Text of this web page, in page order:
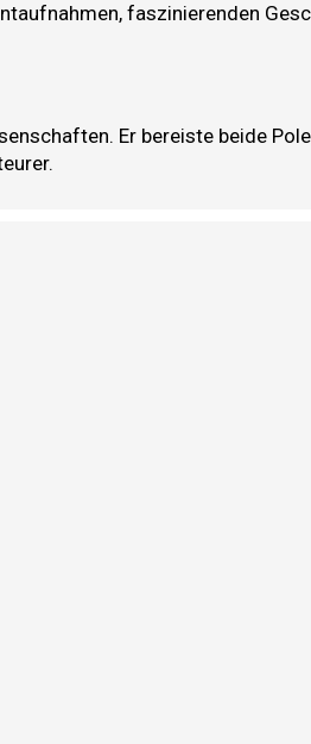
faszinierenden
Er bereiste beide